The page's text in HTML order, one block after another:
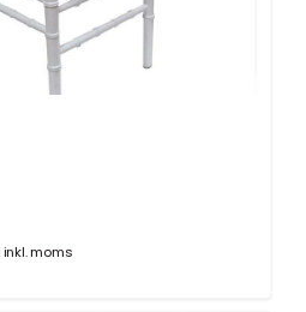
inkl. moms